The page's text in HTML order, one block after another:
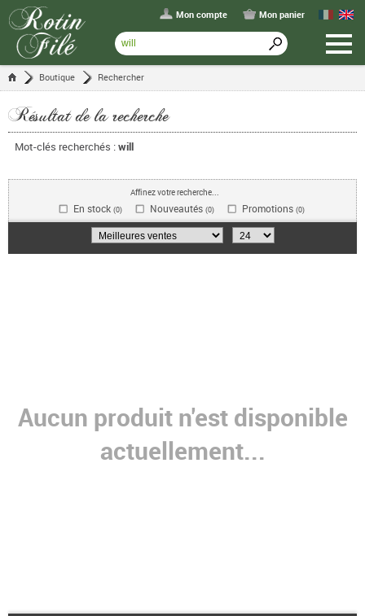
Mon compte Mon panier
Boutique Rechercher
Résultat de la recherche
Mot-clés recherchés :will
Affinez votre recherche...
En stock (0) Nouveautés (0) Promotions (0)
Aucun produit n'est disponible
actuellement...